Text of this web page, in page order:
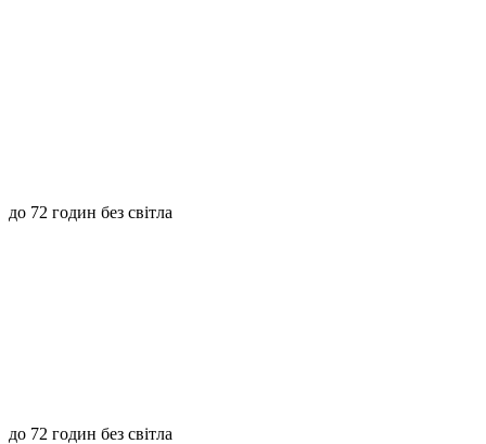
до 72 годин без світла
до 72 годин без світла